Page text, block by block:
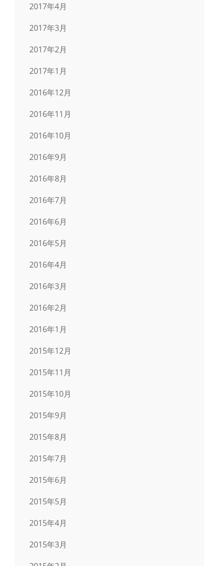
2017年4月
2017年3月
2017年2月
2017年1月
2016年12月
2016年11月
2016年10月
2016年9月
2016年8月
2016年7月
2016年6月
2016年5月
2016年4月
2016年3月
2016年2月
2016年1月
2015年12月
2015年11月
2015年10月
2015年9月
2015年8月
2015年7月
2015年6月
2015年5月
2015年4月
2015年3月